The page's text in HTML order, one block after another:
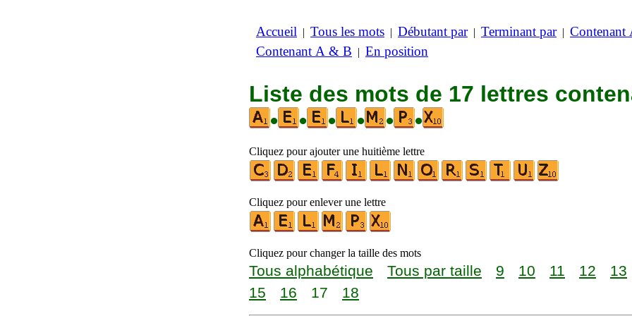
Accueil | Tous les mots | Débutant par| Terminant par| Contenant
Contenant A & B | En position
Liste des mots de 17 lettres
•
• • • • •
Cliquez pour ajouter une huitième lettre
Cliquez pour enlever une lettre
Cliquez pour changer la taille des mots
Tous alphabétique Tous par taille 9 10 11 12 13
15
16 17 18